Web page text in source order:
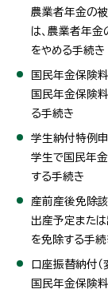
農業者年金の
は、農業者年
をやめる手続き
国民年金保険
国民年金保険
る手続き
学生納付特例
学生で国民年
する手続き
産前産後免除
出産予定また
を免除する手続
口座振替納付（
国民年金保険